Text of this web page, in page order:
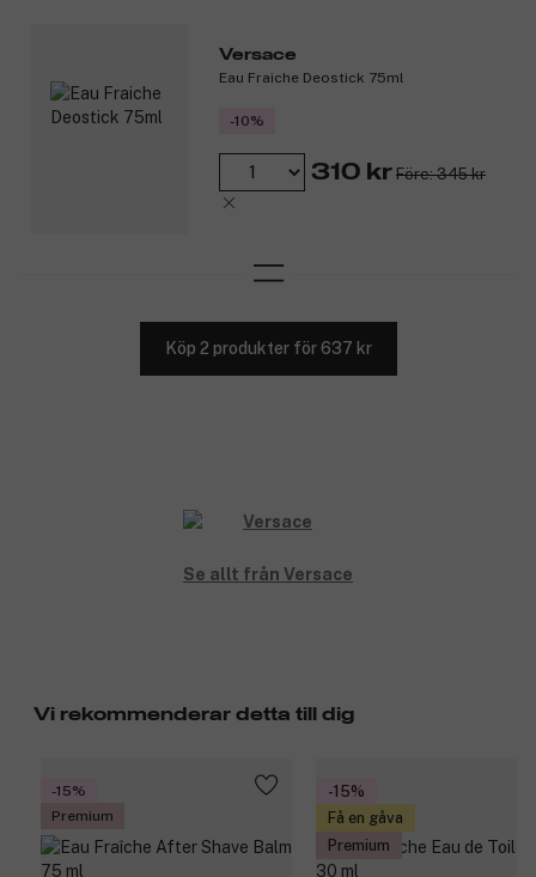
Versace
Eau Fraiche Deostick 75ml
-10%
310 kr Före: 345 kr
Köp 2 produkter för 637 kr
Se allt från Versace
Vi rekommenderar detta till dig
-15%
Premium
-15%
Få en gåva
Premium